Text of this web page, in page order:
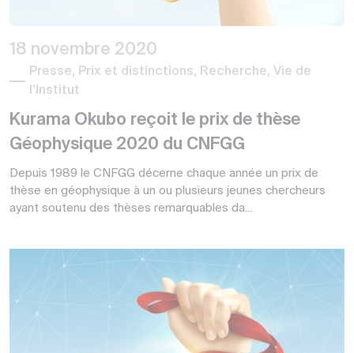
18 novembre 2020
Presse, Prix et distinctions, Recherche, Vie de
l’Institut
Kurama Okubo reçoit le prix de thèse
Géophysique 2020 du CNFGG
Depuis 1989 le CNFGG décerne chaque année un prix de
thèse en géophysique à un ou plusieurs jeunes chercheurs
ayant soutenu des thèses remarquables da...